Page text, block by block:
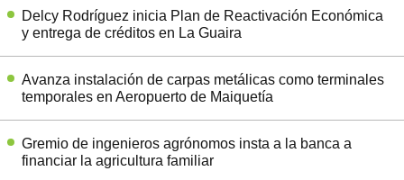
Delcy Rodríguez inicia Plan de Reactivación Económica
y entrega de créditos en La Guaira
Avanza instalación de carpas metálicas como terminales
temporales en Aeropuerto de Maiquetía
Gremio de ingenieros agrónomos insta a la banca a
financiar la agricultura familiar